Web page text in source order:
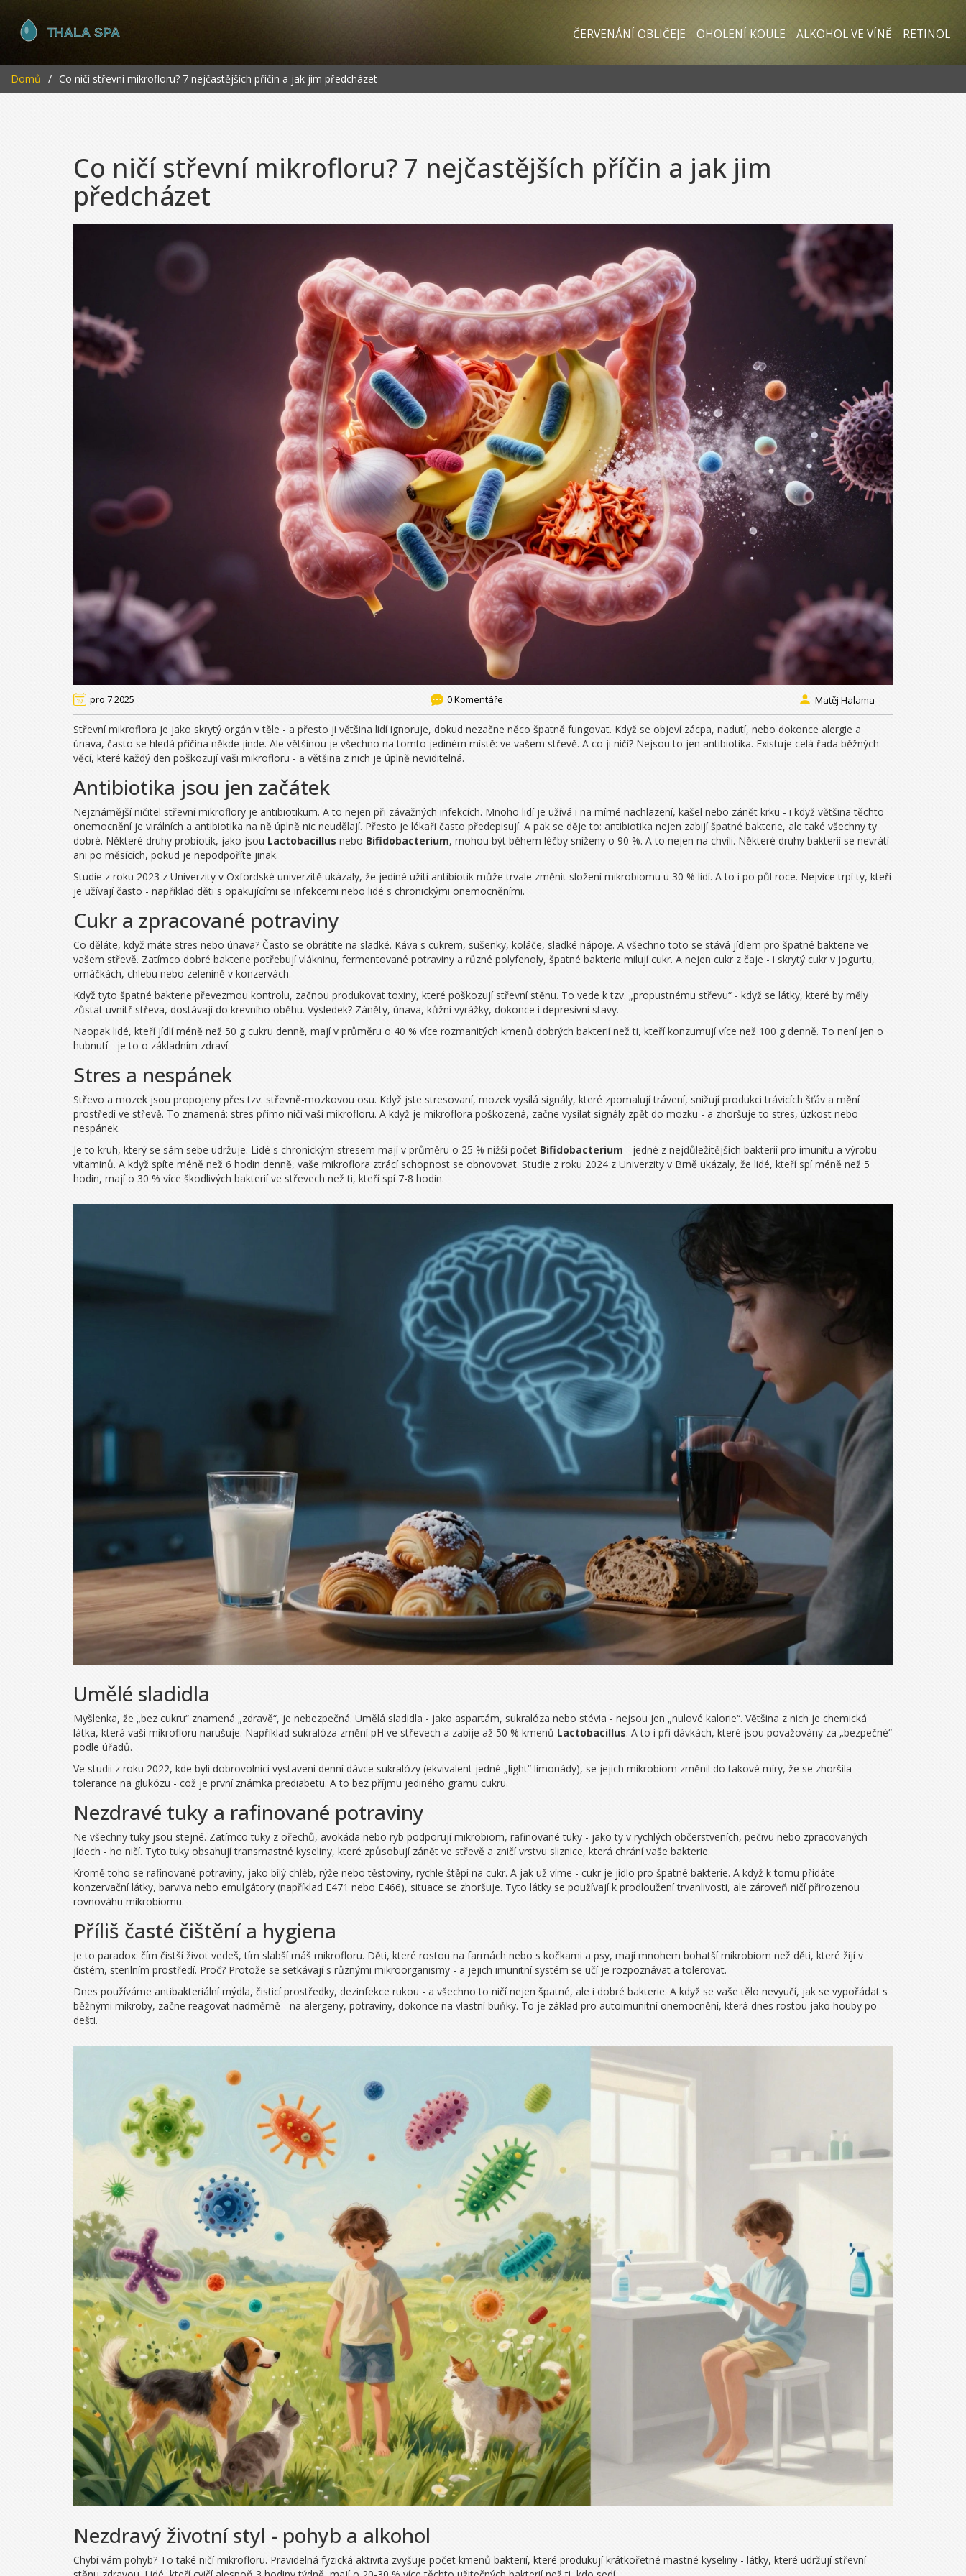
ČERVENÁNÍ OBLIČEJE OHOLENÍ KOULE ALKOHOL VE VÍNĚ RETINOL
Domů Co ničí střevní mikrofloru? 7 nejčastějších příčin a jak jim předcházet
Co ničí střevní mikrofloru? 7 nejčastějších příčin a jak jim
předcházet
pro 7 2025 0 Komentáře Matěj Halama
Střevní mikroflora je jako skrytý orgán v těle - a přesto ji většina lidí ignoruje, dokud nezačne něco špatně fungovat. Když se objeví zácpa, nadutí, nebo dokonce alergie a
únava, často se hledá příčina někde jinde. Ale většinou je všechno na tomto jediném místě: ve vašem střevě. A co ji ničí? Nejsou to jen antibiotika. Existuje celá řada běžných
věcí, které každý den poškozují vaši mikrofloru - a většina z nich je úplně neviditelná.
Antibiotika jsou jen začátek
Nejznámější ničitel střevní mikroflory je antibiotikum. A to nejen při závažných infekcích. Mnoho lidí je užívá i na mírné nachlazení, kašel nebo zánět krku - i když většina těchto
onemocnění je virálních a antibiotika na ně úplně nic neudělají. Přesto je lékaři často předepisují. A pak se děje to: antibiotika nejen zabijí špatné bakterie, ale také všechny ty
dobré. Některé druhy probiotik, jako jsou Lactobacillus nebo Bifidobacterium, mohou být během léčby sníženy o 90 %. A to nejen na chvíli. Některé druhy bakterií se nevrátí
ani po měsících, pokud je nepodpoříte jinak.
Studie z roku 2023 z Univerzity v Oxfordské univerzitě ukázaly, že jediné užití antibiotik může trvale změnit složení mikrobiomu u 30 % lidí. A to i po půl roce. Nejvíce trpí ty, kteří
je užívají často - například děti s opakujícími se infekcemi nebo lidé s chronickými onemocněními.
Cukr a zpracované potraviny
Co děláte, když máte stres nebo únava? Často se obrátíte na sladké. Káva s cukrem, sušenky, koláče, sladké nápoje. A všechno toto se stává jídlem pro špatné bakterie ve
vašem střevě. Zatímco dobré bakterie potřebují vlákninu, fermentované potraviny a různé polyfenoly, špatné bakterie milují cukr. A nejen cukr z čaje - i skrytý cukr v jogurtu,
omáčkách, chlebu nebo zelenině v konzervách.
Když tyto špatné bakterie převezmou kontrolu, začnou produkovat toxiny, které poškozují střevní stěnu. To vede k tzv. „propustnému střevu“ - když se látky, které by měly
zůstat uvnitř střeva, dostávají do krevního oběhu. Výsledek? Záněty, únava, kůžní vyrážky, dokonce i depresivní stavy.
Naopak lidé, kteří jídlí méně než 50 g cukru denně, mají v průměru o 40 % více rozmanitých kmenů dobrých bakterií než ti, kteří konzumují více než 100 g denně. To není jen o
hubnutí - je to o základním zdraví.
Stres a nespánek
Střevo a mozek jsou propojeny přes tzv. střevně-mozkovou osu. Když jste stresovaní, mozek vysílá signály, které zpomalují trávení, snižují produkci trávicích šťáv a mění
prostředí ve střevě. To znamená: stres přímo ničí vaši mikrofloru. A když je mikroflora poškozená, začne vysílat signály zpět do mozku - a zhoršuje to stres, úzkost nebo
nespánek.
Je to kruh, který se sám sebe udržuje. Lidé s chronickým stresem mají v průměru o 25 % nižší počet Bifidobacterium - jedné z nejdůležitějších bakterií pro imunitu a výrobu
vitaminů. A když spíte méně než 6 hodin denně, vaše mikroflora ztrácí schopnost se obnovovat. Studie z roku 2024 z Univerzity v Brně ukázaly, že lidé, kteří spí méně než 5
hodin, mají o 30 % více škodlivých bakterií ve střevech než ti, kteří spí 7-8 hodin.
Umělé sladidla
Myšlenka, že „bez cukru“ znamená „zdravě“, je nebezpečná. Umělá sladidla - jako aspartám, sukralóza nebo stévia - nejsou jen „nulové kalorie“. Většina z nich je chemická
látka, která vaši mikrofloru narušuje. Například sukralóza změní pH ve střevech a zabije až 50 % kmenů Lactobacillus. A to i při dávkách, které jsou považovány za „bezpečné“
podle úřadů.
Ve studii z roku 2022, kde byli dobrovolníci vystaveni denní dávce sukralózy (ekvivalent jedné „light“ limonády), se jejich mikrobiom změnil do takové míry, že se zhoršila
tolerance na glukózu - což je první známka prediabetu. A to bez příjmu jediného gramu cukru.
Nezdravé tuky a rafinované potraviny
Ne všechny tuky jsou stejné. Zatímco tuky z ořechů, avokáda nebo ryb podporují mikrobiom, rafinované tuky - jako ty v rychlých občerstveních, pečivu nebo zpracovaných
jídech - ho ničí. Tyto tuky obsahují transmastné kyseliny, které způsobují zánět ve střevě a zničí vrstvu sliznice, která chrání vaše bakterie.
Kromě toho se rafinované potraviny, jako bílý chléb, rýže nebo těstoviny, rychle štěpí na cukr. A jak už víme - cukr je jídlo pro špatné bakterie. A když k tomu přidáte
konzervační látky, barviva nebo emulgátory (například E471 nebo E466), situace se zhoršuje. Tyto látky se používají k prodloužení trvanlivosti, ale zároveň ničí přirozenou
rovnováhu mikrobiomu.
Příliš časté čištění a hygiena
Je to paradox: čím čistší život vedeš, tím slabší máš mikrofloru. Děti, které rostou na farmách nebo s kočkami a psy, mají mnohem bohatší mikrobiom než děti, které žijí v
čistém, sterilním prostředí. Proč? Protože se setkávají s různými mikroorganismy - a jejich imunitní systém se učí je rozpoznávat a tolerovat.
Dnes používáme antibakteriální mýdla, čisticí prostředky, dezinfekce rukou - a všechno to ničí nejen špatné, ale i dobré bakterie. A když se vaše tělo nevyučí, jak se vypořádat s
běžnými mikroby, začne reagovat nadměrně - na alergeny, potraviny, dokonce na vlastní buňky. To je základ pro autoimunitní onemocnění, která dnes rostou jako houby po
dešti.
Nezdravý životní styl - pohyb a alkohol
Chybí vám pohyb? To také ničí mikrofloru. Pravidelná fyzická aktivita zvyšuje počet kmenů bakterií, které produkují krátkořetné mastné kyseliny - látky, které udržují střevní